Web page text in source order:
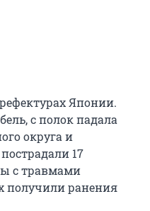
Японии.
с полок падала
округа и
17
с травмами
получили ранения